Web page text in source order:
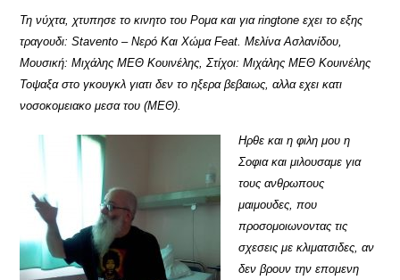
Τη νύχτα, χτυπησε το κινητο του Ρομα και για ringtone εχει το εξης
τραγουδι: Stavento – Νερό Και Χώμα Feat. Μελίνα Ασλανίδου,
Μουσική: Μιχάλης ΜΕΘ Κουινέλης, Στίχοι: Μιχάλης ΜΕΘ Κουινέλης
Τοψαξα στο γκουγκλ γιατι δεν το ηξερα βεβαιως, αλλα εχει κατι
νοσοκομειακο μεσα του (ΜΕΘ).
Ηρθε και η φιλη μου η
Σοφια και μιλουσαμε για
τους ανθρωπους
μαιμουδες, που
προσομοιωνοντας τις
σχεσεις με κλιματσιδες, αν
δεν βρουν την επομενη